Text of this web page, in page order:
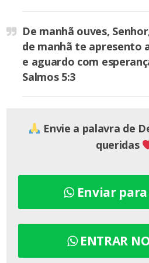
De manhã ouves,
de manhã te apresento
e aguardo com
Salmos 5:3
Envie a palavra de
queridas
Enviar
ENTRAR